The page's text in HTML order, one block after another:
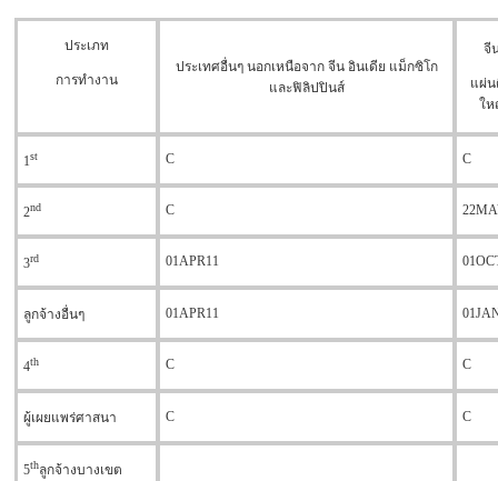
ประเภท
การทำงาน
ประเทศอื่นๆ นอกเหนือจาก จีน อินเดีย แม็กซิโก
และฟิลิปปินส์
จี
แผ่
ใ
1st C C
2nd C
3rd 01APR11
ลูกจ้างอื่นๆ 01APR11
4th C C
ผู้เผยแพร่ศาสนา C C
5thลูกจ้างบางเขต